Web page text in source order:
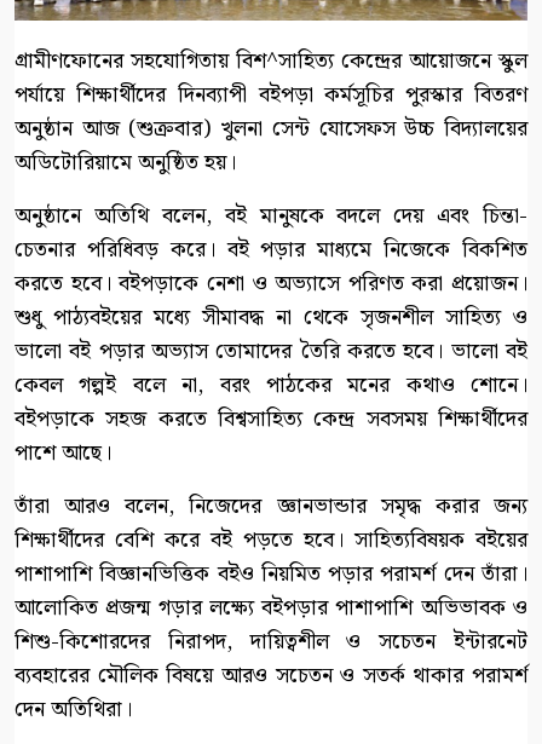
গ্রামীণফোনের সহযোগিতায় বিশ^সাহিত্য কেন্দ্রের আয়োজনে স্কুল
পর্যায়ে শিক্ষার্থীদের দিনব্যাপী বইপড়া কর্মসূচির পুরস্কার বিতরণ
অনুষ্ঠান আজ (শুক্রবার) খুলনা সেন্ট যোসেফস উচ্চ বিদ্যালয়ের
অডিটোরিয়ামে অনুষ্ঠিত হয়।
অনুষ্ঠানে অতিথি বলেন, বই মানুষকে বদলে দেয় এবং চিন্তা-
চেতনার পরিধিবড় করে। বই পড়ার মাধ্যমে নিজেকে বিকশিত
করতে হবে। বইপড়াকে নেশা ও অভ্যাসে পরিণত করা প্রয়োজন।
শুধু পাঠ্যবইয়ের মধ্যে সীমাবদ্ধ না থেকে সৃজনশীল সাহিত্য ও
ভালো বই পড়ার অভ্যাস তোমাদের তৈরি করতে হবে। ভালো বই
কেবল গল্পই বলে না, বরং পাঠকের মনের কথাও শোনে।
বইপড়াকে সহজ করতে বিশ্বসাহিত্য কেন্দ্র সবসময় শিক্ষার্থীদের
পাশে আছে।
তাঁরা আরও বলেন, নিজেদের জ্ঞানভান্ডার সমৃদ্ধ করার জন্য
শিক্ষার্থীদের বেশি করে বই পড়তে হবে। সাহিত্যবিষয়ক বইয়ের
পাশাপাশি বিজ্ঞানভিত্তিক বইও নিয়মিত পড়ার পরামর্শ দেন তাঁরা।
আলোকিত প্রজন্ম গড়ার লক্ষ্যে বইপড়ার পাশাপাশি অভিভাবক ও
শিশু-কিশোরদের নিরাপদ, দায়িত্বশীল ও সচেতন ইন্টারনেট
ব্যবহারের মৌলিক বিষয়ে আরও সচেতন ও সতর্ক থাকার পরামর্শ
দেন অতিথিরা।